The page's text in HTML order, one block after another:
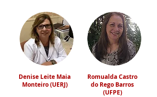
Denise Leite Maia
Monteiro (UERJ)
Romualda Castro
do Rego Barros
(UFPE)